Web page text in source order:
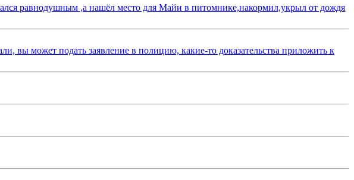
равнодушным ,а нашёл место для Майи в питомнике,накормил,укрыл от дождя
вы может подать заявление в полицию, какие-то доказательства приложить к